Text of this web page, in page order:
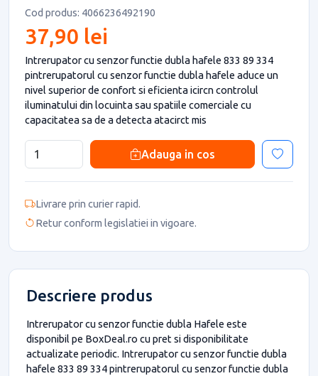
Cod produs: 4066236492190
37,90 lei
Intrerupator cu senzor functie dubla hafele 833 89 334
pintrerupatorul cu senzor functie dubla hafele aduce un
nivel superior de confort si eficienta icircn controlul
iluminatului din locuinta sau spatiile comerciale cu
capacitatea sa de a detecta atacirct mis
Adauga in cos
Livrare prin curier rapid.
Retur conform legislatiei in vigoare.
Descriere produs
Intrerupator cu senzor functie dubla Hafele este
disponibil pe BoxDeal.ro cu pret si disponibilitate
actualizate periodic. Intrerupator cu senzor functie dubla
hafele 833 89 334 pintrerupatorul cu senzor functie dubla